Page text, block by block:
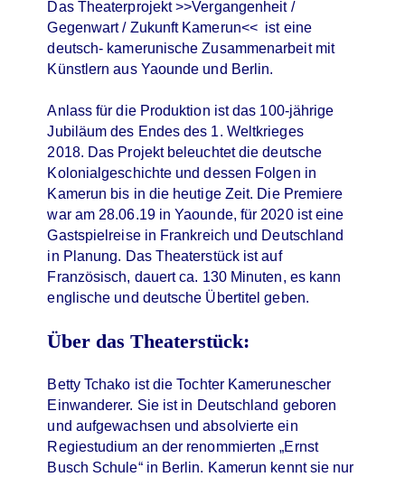
Das Theaterprojekt >>Vergangenheit /
Gegenwart / Zukunft Kamerun<< ist eine
deutsch- kamerunische Zusammenarbeit mit
Künstlern aus Yaounde und Berlin.
Anlass für die Produktion ist das 100-jährige
Jubiläum des Endes des 1. Weltkrieges
2018. Das Projekt beleuchtet die deutsche
Kolonialgeschichte und dessen Folgen in
Kamerun bis in die heutige Zeit. Die Premiere
war am 28.06.19 in Yaounde, für 2020 ist eine
Gastspielreise in Frankreich und Deutschland
in Planung. Das Theaterstück ist auf
Französisch, dauert ca. 130 Minuten, es kann
englische und deutsche Übertitel geben.
Über das Theaterstück:
Betty Tchako ist die Tochter Kamerunescher
Einwanderer. Sie ist in Deutschland geboren
und aufgewachsen und absolvierte ein
Regiestudium an der renommierten „Ernst
Busch Schule“ in Berlin. Kamerun kennt sie nur